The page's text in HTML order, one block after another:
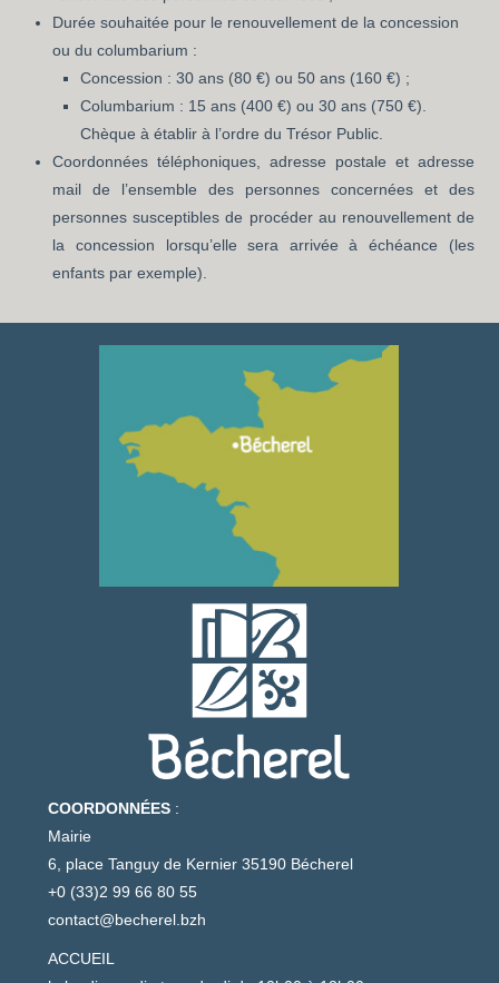
Durée souhaitée pour le renouvellement de la concession
ou du columbarium :
Concession : 30 ans (80 €) ou 50 ans (160 €) ;
Columbarium : 15 ans (400 €) ou 30 ans (750 €).
Chèque à établir à l’ordre du Trésor Public.
Coordonnées téléphoniques, adresse postale et adresse
mail de l’ensemble des personnes concernées et des
personnes susceptibles de procéder au renouvellement de
la concession lorsqu’elle sera arrivée à échéance (les
enfants par exemple).
COORDONNÉES :
Mairie
6, place Tanguy de Kernier 35190 Bécherel
+0 (33)2 99 66 80 55
contact@becherel.bzh
ACCUEIL